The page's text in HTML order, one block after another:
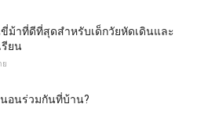
ขี่ม้าที่ดีที่สุดสำหรับเด็กวัยหัดเดินและ
รียน
ย
อนร่วมกันที่บ้าน?